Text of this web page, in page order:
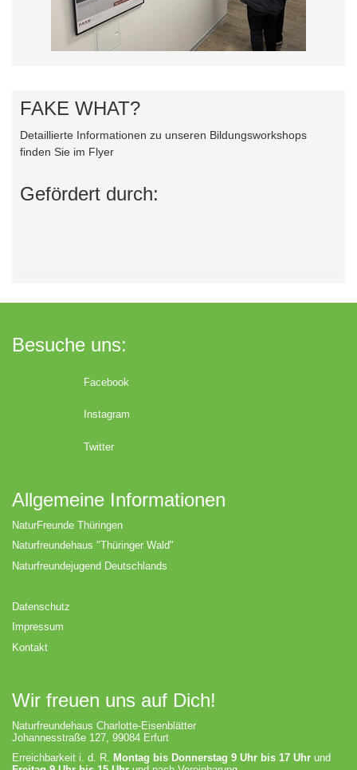
FAKE WHAT?
Detaillierte Informationen zu unseren Bildungsworkshops
finden Sie im Flyer
Gefördert durch:
Besuche uns:
Facebook
Instagram
Twitter
Allgemeine Informationen
NaturFreunde Thüringen
Naturfreundehaus "Thüringer Wald"
Naturfreundejugend Deutschlands
Datenschutz
Impressum
Kontakt
Wir freuen uns auf Dich!
Naturfreundehaus Charlotte-Eisenblätter
Johannesstraße 127, 99084 Erfurt
Erreichbarkeit i. d. R. Montag bis Donnerstag 9 Uhr bis 17 Uhr und